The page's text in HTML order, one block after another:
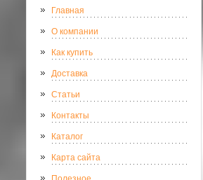
Главная
О компании
Как купить
Доставка
Статьи
Контакты
Каталог
Карта сайта